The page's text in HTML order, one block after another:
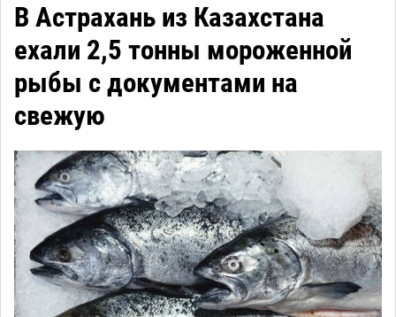
В Астрахань из Казахстана
ехали 2,5 тонны мороженной
рыбы с документами на
свежую